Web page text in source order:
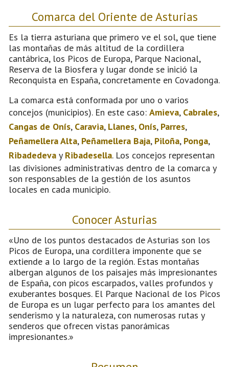
Comarca del Oriente de Asturias
Es la tierra asturiana que primero ve el sol, que tiene
las montañas de más altitud de la cordillera
cantábrica, los Picos de Europa, Parque Nacional,
Reserva de la Biosfera y lugar donde se inició la
Reconquista en España, concretamente en Covadonga.
La comarca está conformada por uno o varios
concejos (municipios). En este caso: Amieva, Cabrales,
Cangas de Onís, Caravia, Llanes, Onís, Parres,
Peñamellera Alta, Peñamellera Baja, Piloña, Ponga,
Ribadedeva y Ribadesella. Los concejos representan
las divisiones administrativas dentro de la comarca y
son responsables de la gestión de los asuntos
locales en cada municipio.
Conocer Asturias
«Uno de los puntos destacados de Asturias son los
Picos de Europa, una cordillera imponente que se
extiende a lo largo de la región. Estas montañas
albergan algunos de los paisajes más impresionantes
de España, con picos escarpados, valles profundos y
exuberantes bosques. El Parque Nacional de los Picos
de Europa es un lugar perfecto para los amantes del
senderismo y la naturaleza, con numerosas rutas y
senderos que ofrecen vistas panorámicas
impresionantes.»